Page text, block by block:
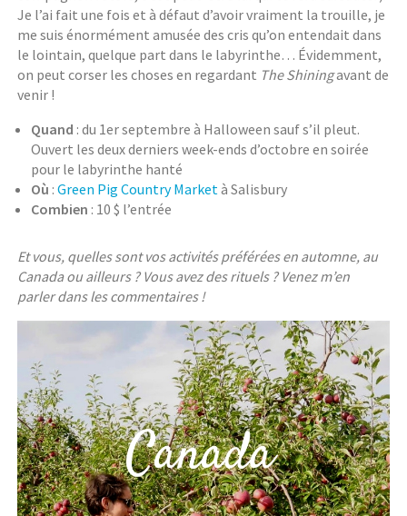
Je l’ai fait une fois et à défaut d’avoir vraiment la trouille, je
me suis énormément amusée des cris qu’on entendait dans
le lointain, quelque part dans le labyrinthe… Évidemment,
on peut corser les choses en regardant The Shiningavant de
venir !
Quand : du 1er septembre à Halloween sauf s’il pleut.
Ouvert les deux derniers week-ends d’octobre en soirée
pour le labyrinthe hanté
Où :Green Pig Country Marketà Salisbury
Combien : 10 $ l’entrée
Et vous, quelles sont vos activités préférées en automne, au
Canada ou ailleurs ? Vous avez des rituels ? Venez m’en
parler dans les commentaires !